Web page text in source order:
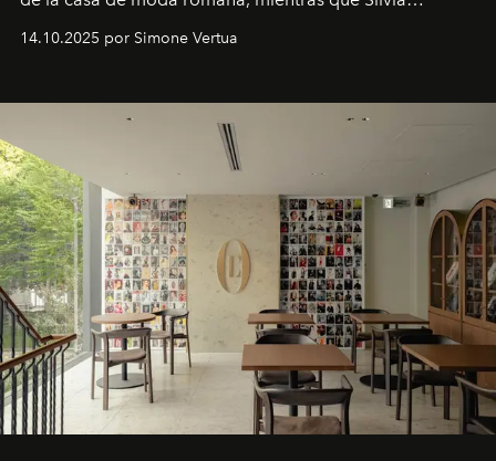
14.10.2025 por Simone Vertua